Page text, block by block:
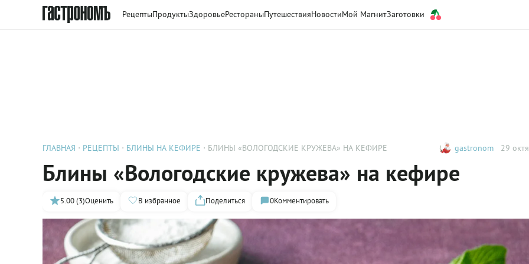
РецептыПродуктыЗдоровьеРестораныПутешествияНовостиМой МагнитЗаготовки
ГЛАВНАЯ РЕЦЕПТЫ БЛИНЫ НА КЕФИРЕ БЛИНЫ «ВОЛОГОДСКИЕ КРУЖЕВА» НА КЕФИРЕ gastronom 29
Блины «Вологодские кружева» на кефире
5.00 (3)Оценить В избранное Поделиться 0Комментировать